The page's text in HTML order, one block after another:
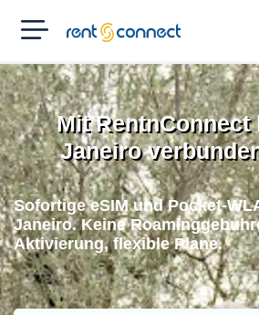
RENT'N
CONNECT
Mit RentnConnect
Janeiro
Sofortige eSIM und Pocket-
Janeiro. Keine
Aktivierung, flexible Plane.